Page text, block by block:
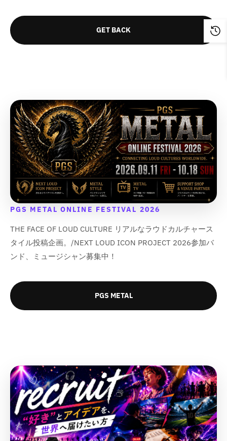
を
ら
o
t
;
や
o
t
;
GET BACK
PGS METAL ONLINE FESTIVAL 2026
THE FACE OF LOUD CULTURE リアルなラウドカルチャース
タイル投稿企画。/NEXT LOUD ICON PROJECT 2026参加バ
ンド、ミュージシャン募集中！
PGS METAL